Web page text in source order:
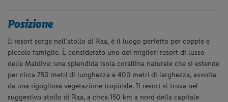
Posizione
Il resort sorge nell’atollo di Raa, è il luogo perfetto per coppie e
piccole famiglie. È considerato unodei migliori resort di lusso
delle Maldive: una splendida isola corallina naturale che si estende
percirca 750 metri di lunghezza e 400 metri di larghezza, avvolta
da una rigogliosa vegetazionetropicale. Il resort si trova nel
suggestivo atollo di Raa, a circa 150 km a nord della capitale